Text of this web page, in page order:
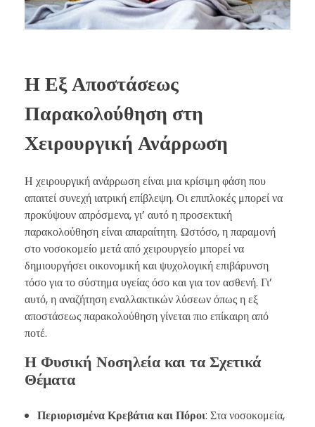
Η Εξ Αποστάσεως
Παρακολούθηση στη
Χειρουργική Ανάρρωση
Η χειρουργική ανάρρωση είναι μια κρίσιμη φάση που
απαιτεί συνεχή ιατρική επίβλεψη. Οι επιπλοκές μπορεί να
προκύψουν απρόσμενα, γι’ αυτό η προσεκτική
παρακολούθηση είναι απαραίτητη. Ωστόσο, η παραμονή
στο νοσοκομείο μετά από χειρουργείο μπορεί να
δημιουργήσει οικονομική και ψυχολογική επιβάρυνση
τόσο για το σύστημα υγείας όσο και για τον ασθενή. Γι’
αυτό, η αναζήτηση εναλλακτικών λύσεων όπως η εξ
αποστάσεως παρακολούθηση γίνεται πιο επίκαιρη από
ποτέ.
Η Φυσική Νοσηλεία και τα Σχετικά
Θέματα
Περιορισμένα Κρεβάτια και Πόροι: Στα νοσοκομεία,